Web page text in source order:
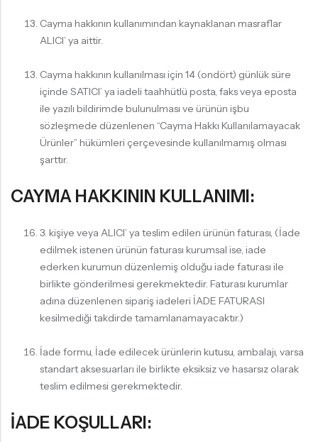
Cayma hakkının kullanımından kaynaklanan masraflar
ALICI’ ya aittir.
Cayma hakkının kullanılması için 14 (ondört) günlük süre
içinde SATICI’ ya iadeli taahhütlü posta, faks veya eposta
ile yazılı bildirimde bulunulması ve ürünün işbu
sözleşmede düzenlenen “Cayma Hakkı Kullanılamayacak
Ürünler” hükümleri çerçevesinde kullanılmamış olması
şarttır.
CAYMA HAKKININ KULLANIMI:
3. kişiye veya ALICI’ ya teslim edilen ürünün faturası, (İade
edilmek istenen ürünün faturası kurumsal ise, iade
ederken kurumun düzenlemiş olduğu iade faturası ile
birlikte gönderilmesi gerekmektedir. Faturası kurumlar
adına düzenlenen sipariş iadeleri İADE FATURASI
kesilmediği takdirde tamamlanamayacaktır.)
İade formu, İade edilecek ürünlerin kutusu, ambalajı, varsa
standart aksesuarları ile birlikte eksiksiz ve hasarsız olarak
teslim edilmesi gerekmektedir.
İADE KOŞULLARI: